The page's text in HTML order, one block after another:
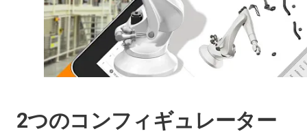
2つのコンフィギュレーター